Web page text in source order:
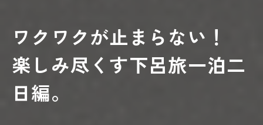
ワクワクが止まらない！
楽しみ尽くす下呂旅一泊二
日編。